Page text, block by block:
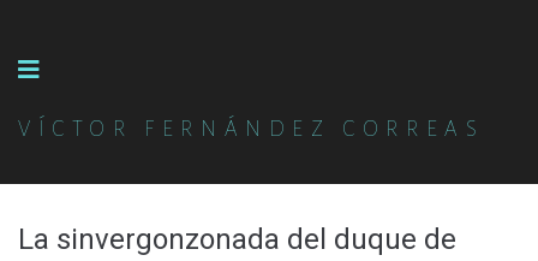
VÍCTOR FERNÁNDEZ CORREAS
La sinvergonzonada del duque de